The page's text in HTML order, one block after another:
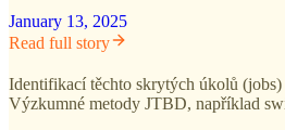
January 13, 2025
Read full story
Identifikací těchto skrytých úkolů (jobs)
Výzkumné metody JTBD, například